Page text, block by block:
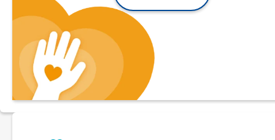
sembra portarsi via tutto. Donne che si svegliano la mattina
che hanno mariti e figli, un nome, gusti, sogni, desideri. Se
aiutiamo Ancora Donna aiutiamo la loro vita.
Ti ricordi quando hai comprato l'ultima birra, l'ultimo
cappuccino, l'ultimo cappello?
Ecco, una di queste spese mettila qui: dona quanto puoi...
te lo scorderai. E nemmeno loro.
Perchè ho abbracciato Ancora Donna?